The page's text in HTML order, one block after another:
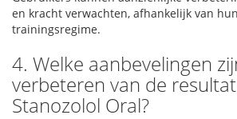
en kracht verwachten, afhankelijk van
trainingsregime.
4. Welke aanbevelingen
verbeteren van de
Stanozolol Oral?